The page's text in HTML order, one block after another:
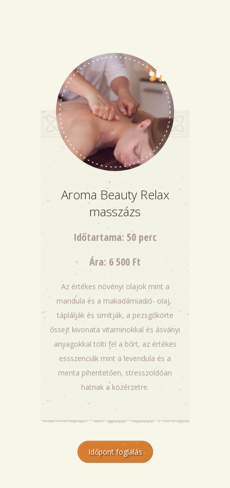
Aroma Beauty Relax
masszázs
Időtartama: 50 perc
Ára: 6 500 Ft
Az értékes növényi olajok mint a
mandula és a makadámiadió- olaj,
táplálják és simítják, a pezsgőkörte
őssejt kivonata vitaminokkal és ásványi
anyagokkal tölti fel a bőrt, az értékes
essszenciák mint a levendula és a
menta pihentetően, stresszoldóan
hatnak a közérzetre.
Időpont foglalás